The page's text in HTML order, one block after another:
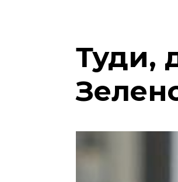
Туди,